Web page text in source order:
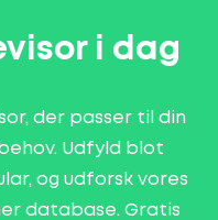
i dag
der passer til din
Udfyld blot
og udforsk vores
database. Gratis